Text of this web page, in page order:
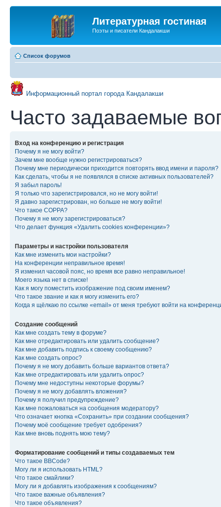
Литературная гостиная
Поэты и писатели Кандалакши
Список форумов
Информационный портал города Кандалакши
Часто задаваемые
Вход на конференцию и регистрация
Почему я не могу войти?
Зачем мне вообще нужно регистрироваться?
Почему мне периодически приходится повторять ввод имени и пароля?
Как сделать, чтобы я не появлялся в списке активных пользователей?
Я забыл пароль!
Я только что зарегистрировался, но не могу войти!
Я давно зарегистрирован, но больше не могу войти!
Что такое COPPA?
Почему я не могу зарегистрироваться?
Что делает функция «Удалить cookies конференции»?
Параметры и настройки пользователя
Как мне изменить мои настройки?
На конференции неправильное время!
Я изменил часовой пояс, но время все равно неправильное!
Моего языка нет в списке!
Как я могу поместить изображение под своим именем?
Что такое звание и как я могу изменить его?
Когда я щёлкаю по ссылке «email» от меня требуют войти на
Создание сообщений
Как мне создать тему в форуме?
Как мне отредактировать или удалить сообщение?
Как мне добавить подпись к своему сообщению?
Как мне создать опрос?
Почему я не могу добавить больше вариантов ответа?
Как мне отредактировать или удалить опрос?
Почему мне недоступны некоторые форумы?
Почему я не могу добавлять вложения?
Почему я получил предупреждение?
Как мне пожаловаться на сообщения модератору?
Что означает кнопка «Сохранить» при создании сообщения?
Почему моё сообщение требует одобрения?
Как мне вновь поднять мою тему?
Форматирование сообщений и типы создаваемых тем
Что такое BBCode?
Могу ли я использовать HTML?
Что такое смайлики?
Могу ли я добавлять изображения к сообщениям?
Что такое важные объявления?
Что такое объявления?